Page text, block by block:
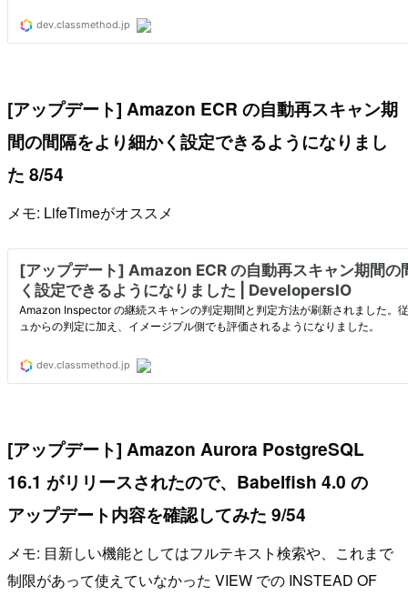
[アップデート] Amazon ECR の自動再スキャン期
間の間隔をより細かく設定できるようになりまし
た 8/54
メモ: LifeTimeがオススメ
[アップデート] Amazon Aurora PostgreSQL
16.1 がリリースされたので、Babelfish 4.0 の
アップデート内容を確認してみた 9/54
メモ: 目新しい機能としてはフルテキスト検索や、これまで
制限があって使えていなかった VIEW での INSTEAD OF